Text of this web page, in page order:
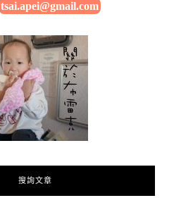
tsai.apei@gmail.com
搜詢文章